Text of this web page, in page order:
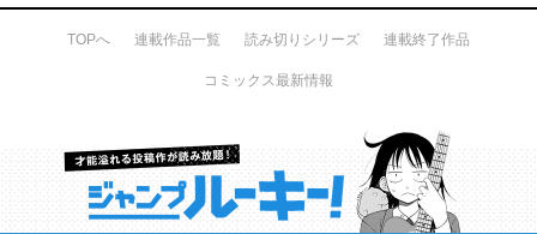
TOPへ 連載作品一覧 読み切りシリーズ 連載終了作品
コミックス最新情報